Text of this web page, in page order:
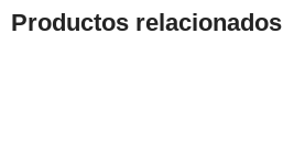
Productos relacionados